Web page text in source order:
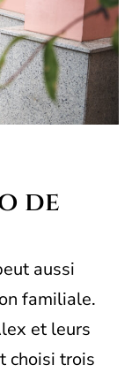
de
aussi
familiale.
et leurs
choisi trois